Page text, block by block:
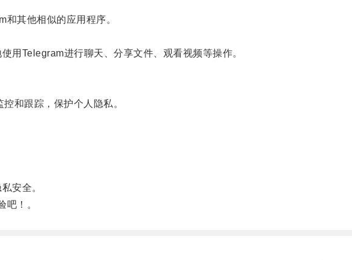
其他相似的应用程序。
Telegram进行聊天、分享文件、观看视频等操作。
和跟踪，保护个人隐私。
安全。
！。